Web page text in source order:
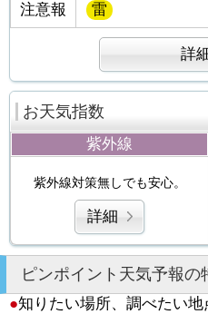
注意報 雷
詳
お天気指数
紫外線
紫外線対策無しでも安心。
詳細
ピンポイント天気予報の
●知りたい場所、調べたい地